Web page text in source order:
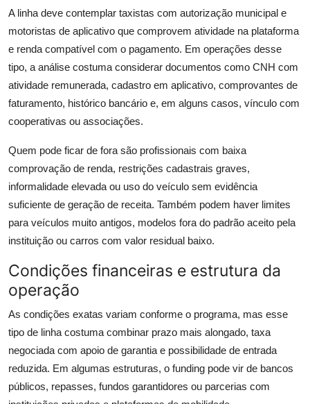
A linha deve contemplar taxistas com autorização municipal e
motoristas de aplicativo que comprovem atividade na plataforma
e renda compatível com o pagamento. Em operações desse
tipo, a análise costuma considerar documentos como CNH com
atividade remunerada, cadastro em aplicativo, comprovantes de
faturamento, histórico bancário e, em alguns casos, vínculo com
cooperativas ou associações.
Quem pode ficar de fora são profissionais com baixa
comprovação de renda, restrições cadastrais graves,
informalidade elevada ou uso do veículo sem evidência
suficiente de geração de receita. Também podem haver limites
para veículos muito antigos, modelos fora do padrão aceito pela
instituição ou carros com valor residual baixo.
Condições financeiras e estrutura da
operação
As condições exatas variam conforme o programa, mas esse
tipo de linha costuma combinar prazo mais alongado, taxa
negociada com apoio de garantia e possibilidade de entrada
reduzida. Em algumas estruturas, o funding pode vir de bancos
públicos, repasses, fundos garantidores ou parcerias com